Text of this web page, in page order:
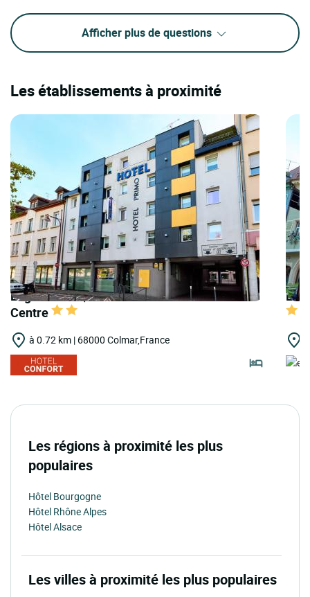
Afficher plus de questions
Les établissements à proximité
Logis Hôtels | Cit'Hotel Primo - Colmar
Centre
à 0.72 km | 68000 Colmar,France
Les régions à proximité les plus
populaires
Hôtel Bourgogne
Hôtel Rhône Alpes
Hôtel Alsace
Les villes à proximité les plus populaires